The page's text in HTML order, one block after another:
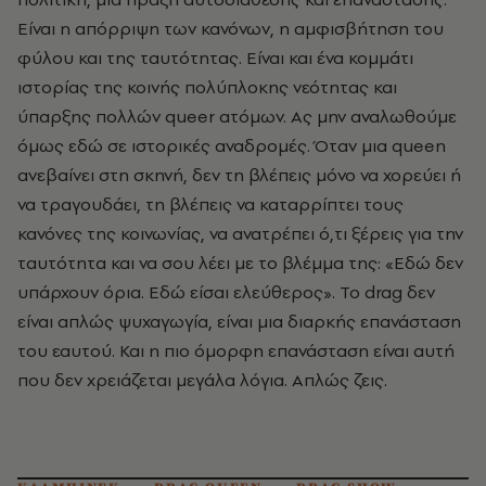
Είναι η απόρριψη των κανόνων, η αμφισβήτηση του
φύλου και της ταυτότητας. Είναι και ένα κομμάτι
ιστορίας της κοινής πολύπλοκης νεότητας και
ύπαρξης πολλών queer ατόμων. Ας μην αναλωθούμε
όμως εδώ σε ιστορικές αναδρομές. Όταν μια queen
ανεβαίνει στη σκηνή, δεν τη βλέπεις μόνο να χορεύει ή
να τραγουδάει, τη βλέπεις να καταρρίπτει τους
κανόνες της κοινωνίας, να ανατρέπει ό,τι ξέρεις για την
ταυτότητα και να σου λέει με το βλέμμα της: «Εδώ δεν
υπάρχουν όρια. Εδώ είσαι ελεύθερος». Το drag δεν
είναι απλώς ψυχαγωγία, είναι μια διαρκής επανάσταση
του εαυτού. Και η πιο όμορφη επανάσταση είναι αυτή
που δεν χρειάζεται μεγάλα λόγια. Απλώς ζεις.